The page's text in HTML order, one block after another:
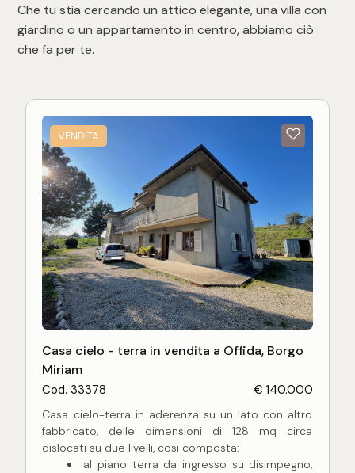
Che tu stia cercando un attico elegante, una villa con
giardino o un appartamento in centro, abbiamo ciò
che fa per te.
VENDITA
Casa cielo - terra in vendita a Offida, Borgo
Miriam
Cod. 33378 € 140.000
Casa cielo-terra in aderenza su un lato con altro
fabbricato, delle dimensioni di 128 mq circa
dislocati su due livelli, cosi composta:
al piano terra da ingresso su disimpegno,